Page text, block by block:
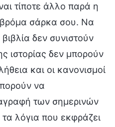
τίποτε άλλο παρά η
σάρκα σου. Να
βιβλία δεν συνιστούν
ιστορίας δεν μπορούν
και οι κανονισμοί
να
των σημερινών
λόγια που εκφράζει